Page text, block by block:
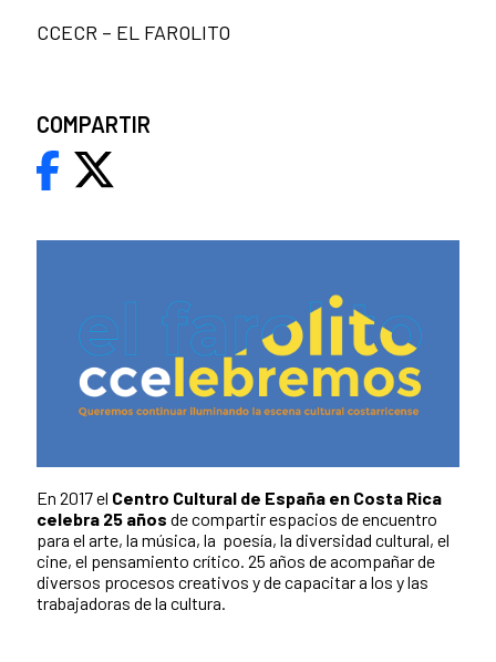
En 2017 el Centro Cultural de España en Costa Rica
celebra 25 años de compartir espacios de encuentro
para el arte, la música, la poesía, la diversidad cultural, el
cine, el pensamiento crítico. 25 años de acompañar de
diversos procesos creativos y de capacitar a los y las
trabajadoras de la cultura.
CCECR – EL FAROLITO
COMPARTIR